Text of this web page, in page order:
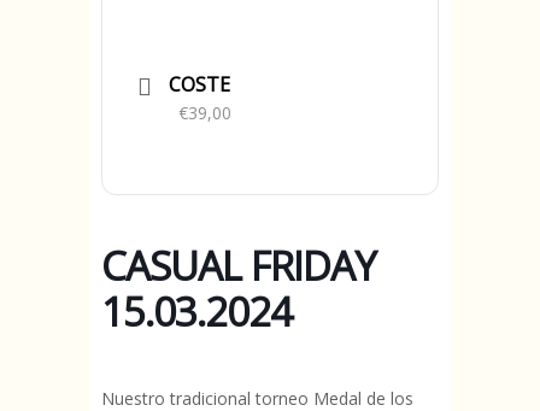
COSTE
€39,00
CASUAL FRIDAY
15.03.2024
Nuestro tradicional torneo Medal de los